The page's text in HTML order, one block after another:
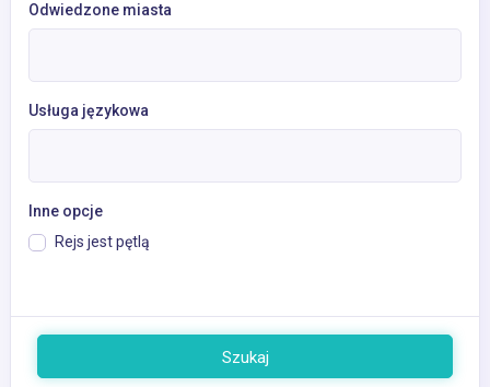
Odwiedzone miasta
Usługa językowa
Inne opcje
Rejs jest pętlą
Szukaj